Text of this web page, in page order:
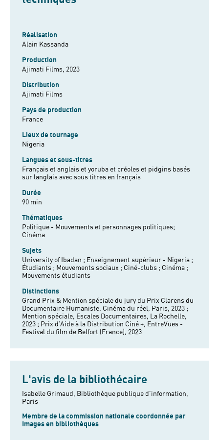
Réalisation
Alain Kassanda
Production
Ajimati Films, 2023
Distribution
Ajimati Films
Pays de production
France
Lieux de tournage
Nigeria
Langues et sous-titres
Français et anglais et yoruba et créoles et pidgins basés
sur langlais avec sous titres en français
Durée
90 min
Thématiques
Politique - Mouvements et personnages politiques;
Cinéma
Sujets
University of Ibadan ; Enseignement supérieur - Nigeria ;
Étudiants ; Mouvements sociaux ; Ciné-clubs ; Cinéma ;
Mouvements étudiants
Distinctions
Grand Prix & Mention spéciale du jury du Prix Clarens du
Documentaire Humaniste, Cinéma du réel, Paris, 2023 ;
Mention spéciale, Escales Documentaires, La Rochelle,
2023 ; Prix d’Aide à la Distribution Ciné +, EntreVues -
Festival du film de Belfort (France), 2023
L'avis de la bibliothécaire
Isabelle Grimaud, Bibliothèque publique d'information,
Paris
Membre de la commission nationale coordonnée par
Images en bibliothèques